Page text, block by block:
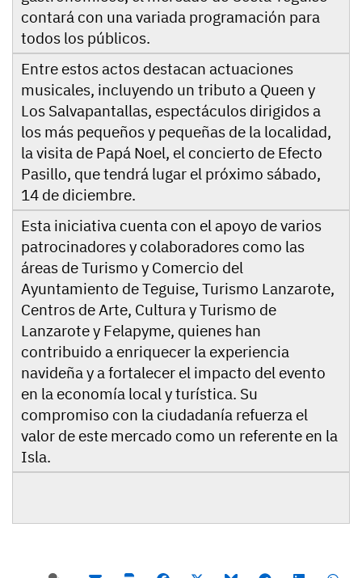
contará con una variada programación para
todos los públicos.
Entre estos actos destacan actuaciones
musicales, incluyendo un tributo a Queen y
Los Salvapantallas, espectáculos dirigidos a
los más pequeños y pequeñas de la localidad,
la visita de Papá Noel, el concierto de Efecto
Pasillo, que tendrá lugar el próximo sábado,
14 de diciembre.
Esta iniciativa cuenta con el apoyo de varios
patrocinadores y colaboradores como las
áreas de Turismo y Comercio del
Ayuntamiento de Teguise, Turismo Lanzarote,
Centros de Arte, Cultura y Turismo de
Lanzarote y Felapyme, quienes han
contribuido a enriquecer la experiencia
navideña y a fortalecer el impacto del evento
en la economía local y turística. Su
compromiso con la ciudadanía refuerza el
valor de este mercado como un referente en la
Isla.